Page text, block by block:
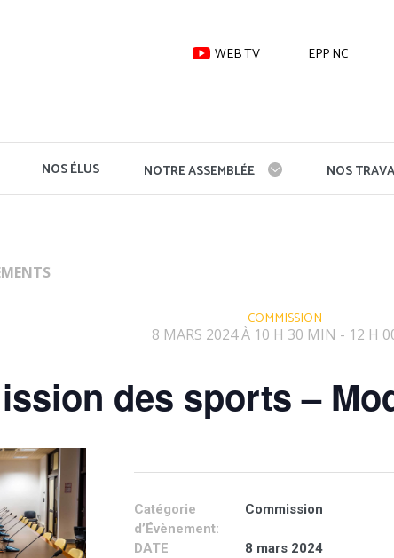
WEB TV EPP NC
NOS ÉLUS NOTRE ASSEMBLÉE NOS
COMMISSION
8 MARS 2024 À 10 H 30 MIN - 12 H
des sports –
Catégorie
d’Évènement:
Commission
DATE
8 mars 2024